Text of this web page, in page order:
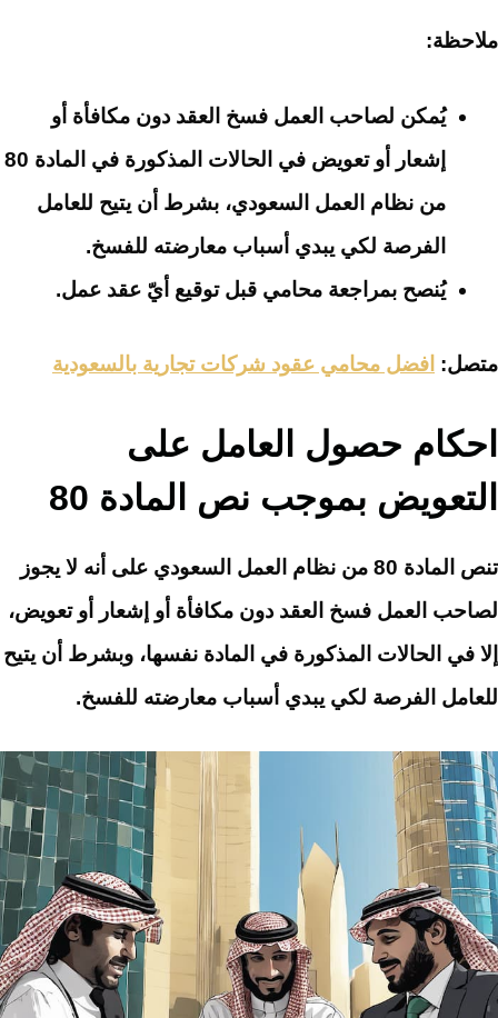
ملاحظة:
يُمكن لصاحب العمل فسخ العقد دون مكافأة أو
إشعار أو تعويض في الحالات المذكورة في المادة 80
من نظام العمل السعودي، بشرط أن يتيح للعامل
الفرصة لكي يبدي أسباب معارضته للفسخ.
يُنصح بمراجعة محامي قبل توقيع أيّ عقد عمل.
متصل: افضل محامي عقود شركات تجارية بالسعودية
احكام حصول العامل على
التعويض بموجب نص المادة 80
تنص المادة 80 من نظام العمل السعودي على أنه لا يجوز
لصاحب العمل فسخ العقد دون مكافأة أو إشعار أو تعويض،
إلا في الحالات المذكورة في المادة نفسها، وبشرط أن يتيح
للعامل الفرصة لكي يبدي أسباب معارضته للفسخ.